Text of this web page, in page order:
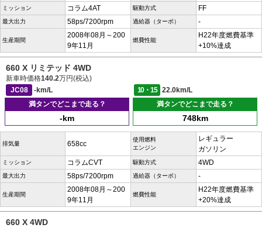
ミッション コラム4AT 駆動方式 FF
最大出力 58ps/7200rpm 過給器（ターボ） -
生産期間
2008年08月～200
9年11月
燃費性能
H22年度燃費基準
+10%達成
660 X リミテッド 4WD
新車時価格140.2万円(税込)
JC08
-km/L 10・15
22.0km/L
満タンでどこまで走る？
-km
満タンでどこまで走る？
748km
排気量 658cc
使用燃料
エンジン
レギュラー
ガソリン
ミッション コラムCVT 駆動方式 4WD
最大出力 58ps/7200rpm 過給器（ターボ） -
生産期間
2008年08月～200
9年11月
燃費性能
H22年度燃費基準
+20%達成
660 X 4WD